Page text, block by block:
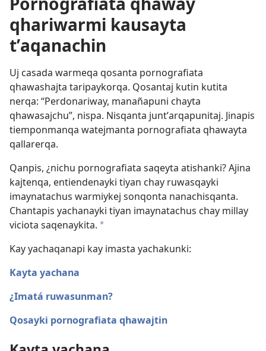
qhariwarmi kausayta
tʼaqanachin
Uj casada warmeqa qosanta pornografiata
qhawashajta taripaykorqa. Qosantaj kutin kutita
nerqa: “Perdonariway, manañapuni chayta
qhawasajchu”, nispa. Nisqanta juntʼarqapunitaj. Jinapis
tiemponmanqa watejmanta pornografiata qhawayta
qallarerqa.
Qanpis, ¿nichu pornografiata saqeyta atishanki? Ajina
kajtenqa, entiendenayki tiyan chay ruwasqayki
imaynatachus warmiykej sonqonta nanachisqanta.
Chantapis yachanayki tiyan imaynatachus chay millay
viciota saqenaykita. a
Kay yachaqanapi kay imasta yachakunki:
Kayta yachana
¿Imatá ruwasunman?
Qosayki pornografiata qhawajtin